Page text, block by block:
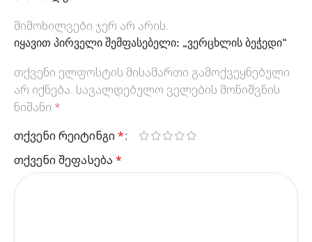
მიმოხილვები ჯერ არ არის.
იყავით პირველი შემფასებელი: „ვერცხლის ბეჭედი“
თქვენი ელფოსტის მისამართი გამოქვეყნებული
არ იქნება. სავალდებულო ველების მონიშვნის
ნიშანი *
თქვენი რეიტინგი*
თქვენი შეფასება *